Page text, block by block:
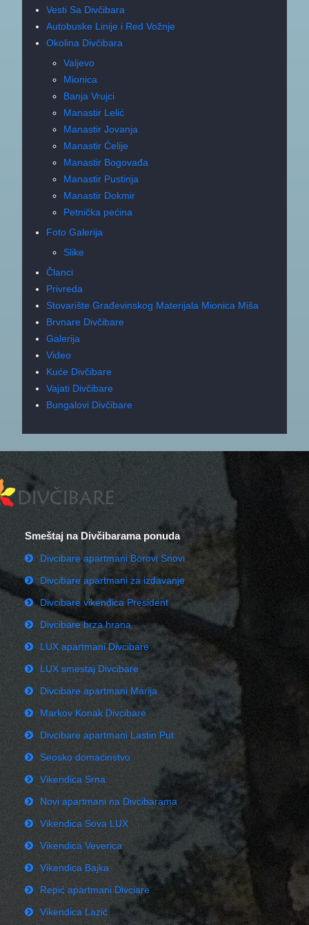
Vesti Sa Divčibara
Autobuske Linije i Red Vožnje
Okolina Divčibara
Valjevo
Mionica
Banja Vrujci
Manastir Lelić
Manastir Jovanja
Manastir Ćelije
Manastir Bogovađa
Manastir Pustinja
Manastir Dokmir
Petnička pećina
Foto Galerija
Slike
Članci
Privreda
Stovarište Građevinskog Materijala Mionica Miša
Brvnare Divčibare
Galerija
Video
Kuće Divčibare
Vajati Divčibare
Bungalovi Divčibare
Smeštaj na Divčibarama ponuda
Divcibare apartmani Borovi Snovi
Divcibare apartmani za izdavanje
Divcibare vikendica President
Divcibare brza hrana
LUX apartmani Divcibare
LUX smestaj Divcibare
Divcibare apartmani Marija
Markov Konak Divcibare
Divcibare apartmani Lastin Put
Seosko domaćinstvo
Vikendica Srna
Novi apartmani na Divcibarama
Vikendica Sova LUX
Vikendica Veverica
Vikendica Bajka
Repić apartmani Divciare
Vikendica Lazić